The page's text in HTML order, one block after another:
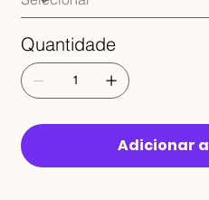
Quantidade
Adicionar